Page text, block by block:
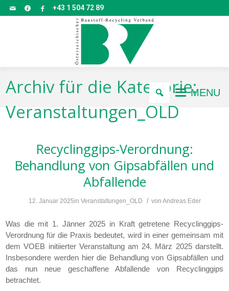
+43 1 504 72 89
MENU
Archiv für die Kategorie:
Veranstaltungen_OLD
Recyclinggips-Verordnung:
Behandlung von Gipsabfällen und
Abfallende
12. Januar 2025in Veranstaltungen_OLD / von Andreas Eder
Was die mit 1. Jänner 2025 in Kraft getretene Recyclinggips-
Verordnung für die Praxis bedeutet, wird in einer gemeinsam mit
dem VOEB initiierter Veranstaltung am 24. März 2025 darstellt.
Insbesondere werden hier die Behandlung von Gipsabfällen und
das nun neue geschaffene Abfallende von Recyclinggips
betrachtet.